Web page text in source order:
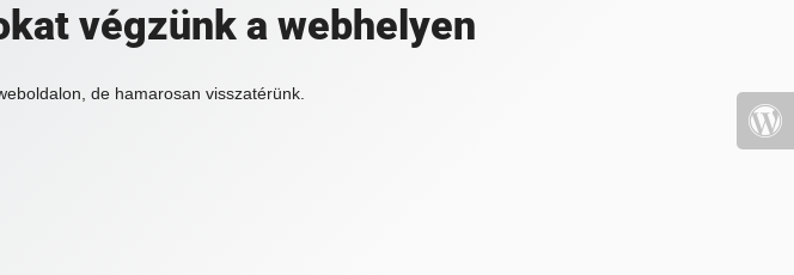
végzünk a webhelyen
de hamarosan visszatérünk.